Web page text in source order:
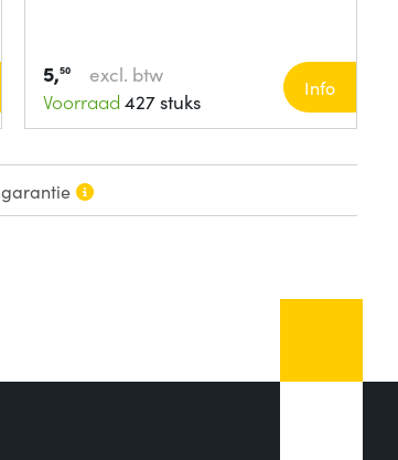
5,50
excl. btw
Voorraad 427 stuks
Info
garantie